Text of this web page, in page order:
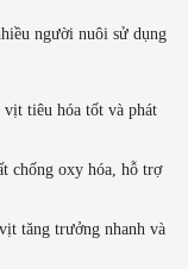
người nuôi sử dụng
tiêu hóa tốt và phát
chống oxy hóa, hỗ trợ
tăng trưởng nhanh và